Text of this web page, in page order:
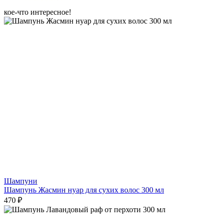
кое-что интересное!
Шампуни
Шампунь Жасмин нуар для сухих волос 300 мл
470 ₽